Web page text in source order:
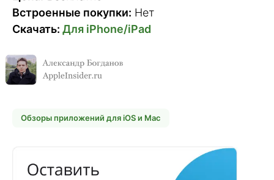
Встроенные покупки: Нет
Скачать: Для iPhone/iPad
Обзоры приложений для iOS и Mac